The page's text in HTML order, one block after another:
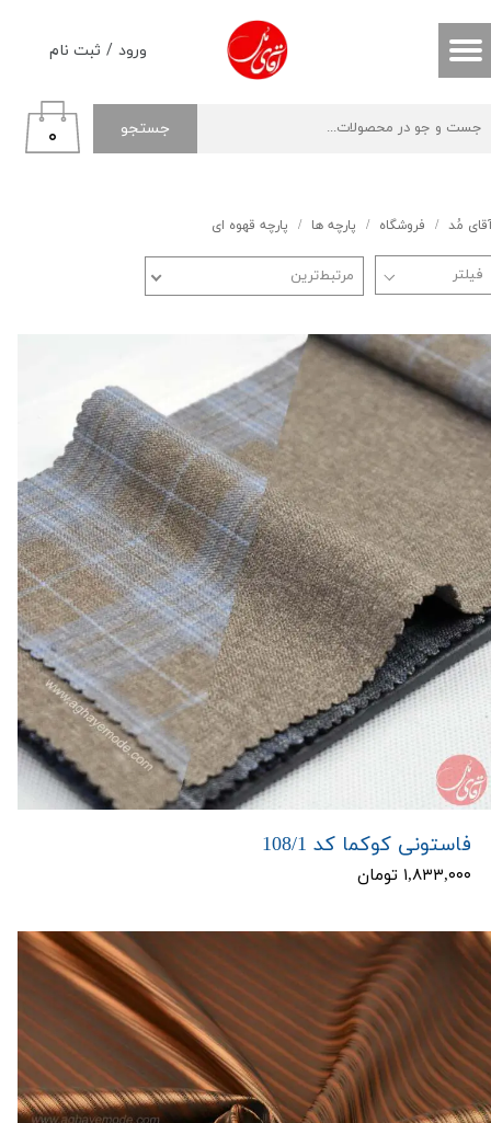
ورود / ثبت نام
حساب کاربری من
جستجو ۰
مُد فروشگاه پارچه ها پارچه قهوه‌ ای
مرتبط‌ترین
فاستونی کوکما کد 108/1
۱,۸۳۳,۰۰۰ تومان